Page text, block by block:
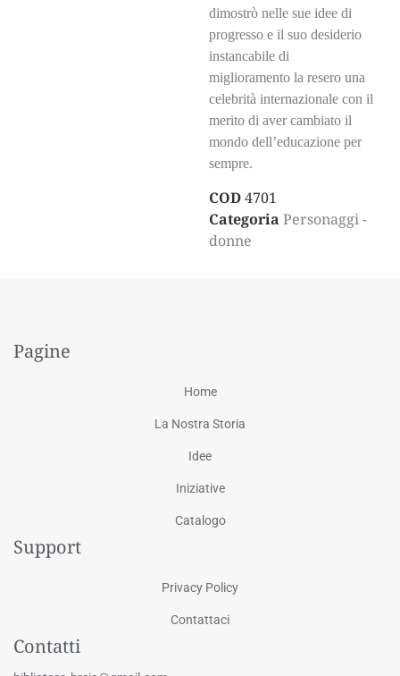
dimostrò nelle sue idee di
progresso e il suo desiderio
instancabile di
miglioramento la resero una
celebrità internazionale con il
merito di aver cambiato il
mondo dell’educazione per
sempre.
COD4701
Categoria Personaggi -
donne
Pagine
Home
La Nostra Storia
Idee
Iniziative
Catalogo
Support
Privacy Policy
Contattaci
Contatti